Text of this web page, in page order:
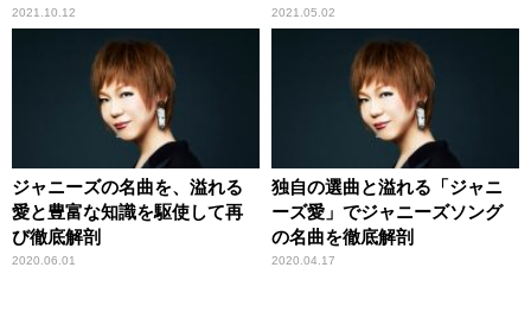
は本当に素敵です」
2021.10.12 2021.05.02
ジャニーズの名曲を、溢れる
愛と豊富な知識を駆使して再
び徹底解剖
2020.06.01
独自の選曲と溢れる「ジャニ
ーズ愛」でジャニーズソング
の名曲を徹底解剖
2020.04.17